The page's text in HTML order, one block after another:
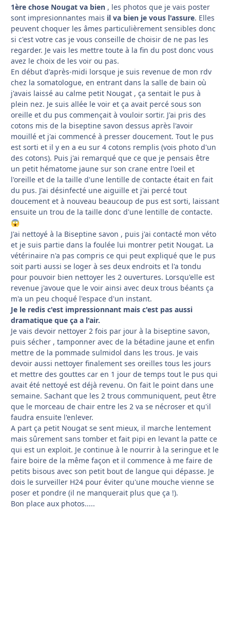
1ère chose Nougat va bien , les photos que je vais poster
sont impresionnantes mais il va bien je vous l'assure. Elles
peuvent choquer les âmes particulièrement sensibles donc
si c'est votre cas je vous conseille de choisir de ne pas les
regarder. Je vais les mettre toute à la fin du post donc vous
avez le choix de les voir ou pas.
En début d'après-midi lorsque je suis revenue de mon rdv
chez la somatologue, en entrant dans la salle de bain où
j'avais laissé au calme petit Nougat , ça sentait le pus à
plein nez. Je suis allée le voir et ça avait percé sous son
oreille et du pus commençait à vouloir sortir. J'ai pris des
cotons mis de la biseptine savon dessus après l'avoir
mouillé et j'ai commencé à presser doucement. Tout le pus
est sorti et il y en a eu sur 4 cotons remplis (vois photo d'un
des cotons). Puis j'ai remarqué que ce que je pensais être
un petit hématome jaune sur son crane entre l'oeil et
l'oreille et de la taille d'une lentille de contacte était en fait
du pus. J'ai désinfecté une aiguille et j'ai percé tout
doucement et à nouveau beaucoup de pus est sorti, laissant
ensuite un trou de la taille donc d'une lentille de contacte.
😱
J'ai nettoyé à la Biseptine savon , puis j'ai contacté mon véto
et je suis partie dans la foulée lui montrer petit Nougat. La
vétérinaire n'a pas compris ce qui peut expliqué que le pus
soit parti aussi se loger à ses deux endroits et l'a tondu
pour pouvoir bien nettoyer les 2 ouvertures. Lorsqu'elle est
revenue j'avoue que le voir ainsi avec deux trous béants ça
m'a un peu choqué l'espace d'un instant.
Je le redis c'est impressionnant mais c'est pas aussi
dramatique que ça a l'air.
Je vais devoir nettoyer 2 fois par jour à la biseptine savon,
puis sécher , tamponner avec de la bétadine jaune et enfin
mettre de la pommade sulmidol dans les trous. Je vais
devoir aussi nettoyer finalement ses oreilles tous les jours
et mettre des gouttes car en 1 jour de temps tout le pus qui
avait été nettoyé est déjà revenu. On fait le point dans une
semaine. Sachant que les 2 trous communiquent, peut être
que le morceau de chair entre les 2 va se nécroser et qu'il
faudra ensuite l'enlever.
A part ça petit Nougat se sent mieux, il marche lentement
mais sûrement sans tomber et fait pipi en levant la patte ce
qui est un exploit. Je continue à le nourrir à la seringue et le
faire boire de la même façon et il commence à me faire de
petits bisous avec son petit bout de langue qui dépasse. Je
dois le surveiller H24 pour éviter qu'une mouche vienne se
poser et pondre (il ne manquerait plus que ça !).
Bon place aux photos.....